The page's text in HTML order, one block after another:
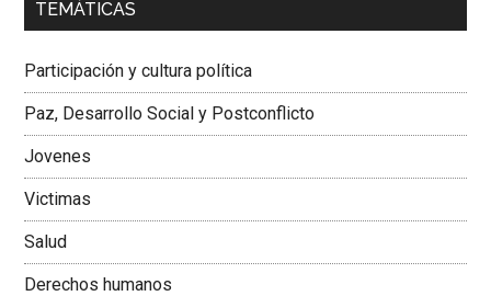
Dra. Carolina Corcho Mejía,Presidenta Corporación
Colombiana
TEMÁTICAS
Participación y cultura política
Paz, Desarrollo Social y Postconflicto
Jovenes
Victimas
Salud
Derechos humanos